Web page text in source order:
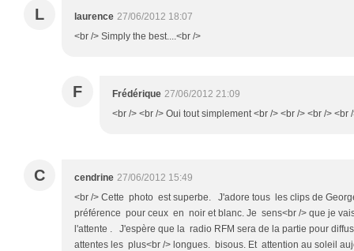
L laurence 27/06/2012 18:07
<br /> Simply the best....<br />
F Frédérique 27/06/2012 21:09
<br /> <br /> Oui tout simplement <br /> <br /> <br /> <br
C cendrine 27/06/2012 15:49
<br /> Cette photo est superbe. J'adore tous les clips de
préférence pour ceux en noir et blanc. Je sens<br /> que je
l'attente . J'espère que la radio RFM sera de la partie pour
attentes les plus<br /> longues. bisous. Et attention au soleil